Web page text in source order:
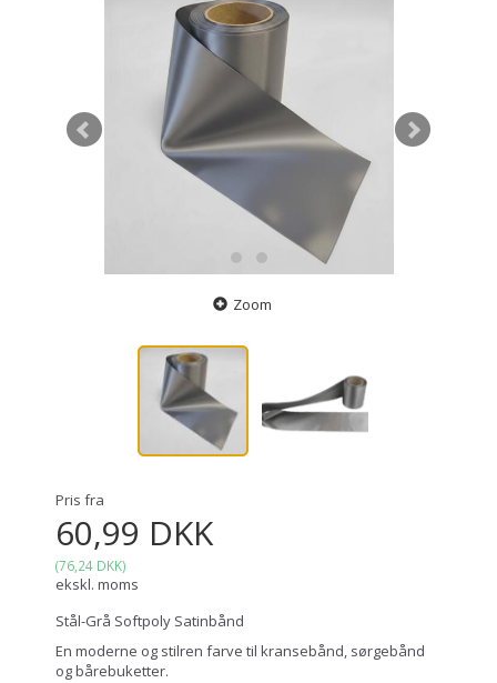
Zoom
Pris fra
60,99 DKK
(76,24 DKK)
ekskl. moms
Stål-Grå Softpoly Satinbånd
En moderne og stilren farve til kransebånd, sørgebånd
og bårebuketter.